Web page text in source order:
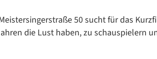
50 sucht für das
die Lust haben, zu schauspielern